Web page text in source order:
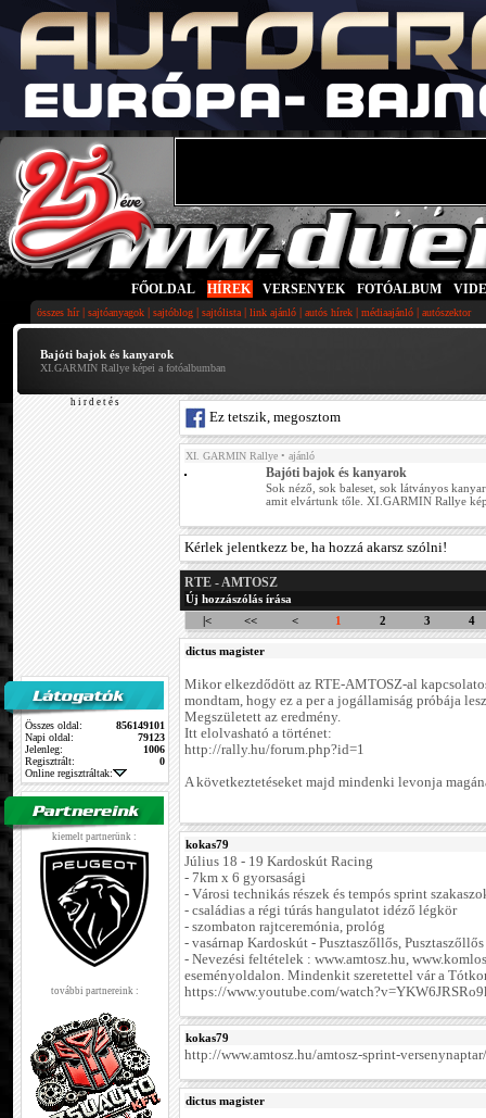
FŐOLDAL HÍREK VERSENYEK FOTÓALBUM
összes hír| sajtóanyagok | sajtóblog | sajtólista | link ajánló | autós hírek | médiaajánló | autószektor
Bajóti bajok és kanyarok
XI.GARMIN Rallye képei a fotóalbumban
h i r d e t é s
Összes oldal:
856149101
Napi oldal:
79123
Jelenleg:
1006
Regisztrált:
0
Online regisztráltak:
kiemelt partnerünk :
további partnereink :
Ez tetszik, megosztom
XI. GARMIN Rallye • ajánló
Bajóti bajok és kanyarok
Sok néző, sok baleset, sok látványos
amit elvártunk tőle. XI.GARMIN Rallye
Kérlek jelentkezz be, ha hozzá akarsz szólni!
RTE - AMTOSZ
Új hozzászólás írása
|<
<< < 1 2 3 4
dictus magister
Mikor elkezdődött az RTE-AMTOSZ-al
mondtam, hogy ez a per a jogállamiság próbája
Megszületett az eredmény.
Itt elolvasható a történet:
http://rally.hu/forum.php?id=1
A következtetéseket majd mindenki levonja
kokas79
Július 18 - 19 Kardoskút Racing
- 7km x 6 gyorsasági
- Városi technikás részek és tempós sprint
- családias a régi túrás hangulatot idéző légkör
- szombaton rajtceremónia, prológ
- vasárnap Kardoskút - Pusztaszőllős,
- Nevezési feltételek : www.amtosz.hu,
eseményoldalon. Mindenkit szeretettel vár a
https://www.youtube.com/
kokas79
http://www.amtosz.hu/amtosz-sprint-versenynaptar/
dictus magister